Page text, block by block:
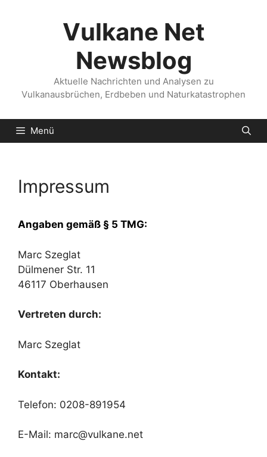
Vulkane Net
Newsblog
Aktuelle Nachrichten und Analysen zu
Vulkanausbrüchen, Erdbeben und Naturkatastrophen
Menü
Impressum
Angaben gemäß § 5 TMG:
Marc Szeglat
Dülmener Str. 11
46117 Oberhausen
Vertreten durch:
Marc Szeglat
Kontakt:
Telefon: 0208-891954
E-Mail: marc@vulkane.net